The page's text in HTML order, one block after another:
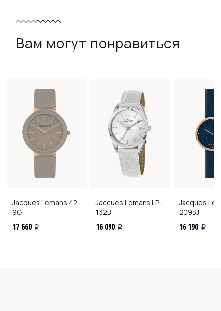
Вам могут понравиться
Jacques Lemans 42-
9G
17 660 i
Jacques Lemans LP-
132B
16 090 i
Jacques
2093J
16 190 i